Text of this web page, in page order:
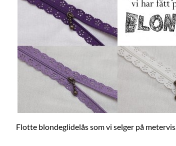
Flotte blondeglidelås som vi selger på metervis.